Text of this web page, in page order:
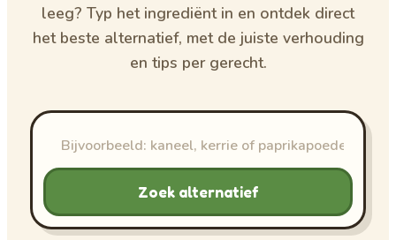
leeg? Typ het ingrediënt in en ontdek direct
het beste alternatief, met de juiste verhouding
en tips per gerecht.
Zoek alternatief